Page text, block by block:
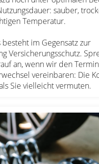
sauber,
Temperatur.
im Gegensatz zur
Versicherungsschutz.
an, wenn wir den
vereinbaren: Die
Sie vielleicht vermuten.